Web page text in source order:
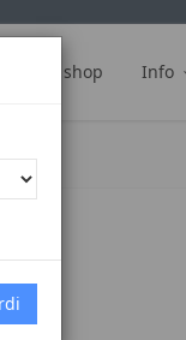
Web shop Info